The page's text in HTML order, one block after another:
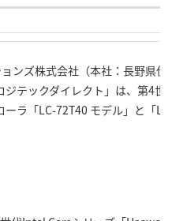
ンズ株式会社（本社：長野県
ジテックダイレクト」は、第4世
ラ「LC-72T40 モデル」と「